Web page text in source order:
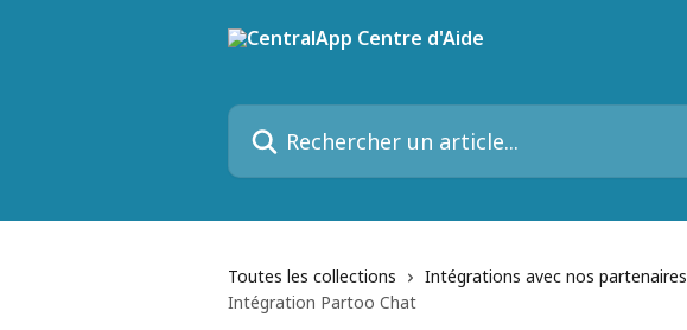
Rechercher un article...
Toutes les collections Intégrations avec nos partenaires
Intégration Partoo Chat